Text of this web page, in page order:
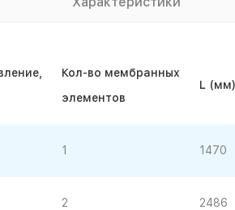
Кол-во мембранных
элементов
L (мм)
1 1470
2 2486